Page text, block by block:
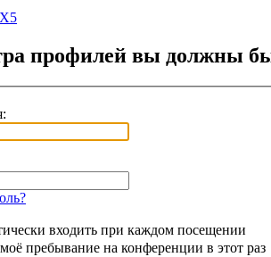
профилей вы должны
входить при каждом посещении
пребывание на конференции в этот раз